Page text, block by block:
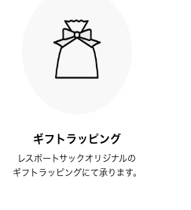
ギフトラッピング
レスポートサックオリジナルの
ギフトラッピングにて承ります。